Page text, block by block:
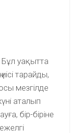
Бұл уақытта
тарайды,
мезгілде
аталып
бір-біріне